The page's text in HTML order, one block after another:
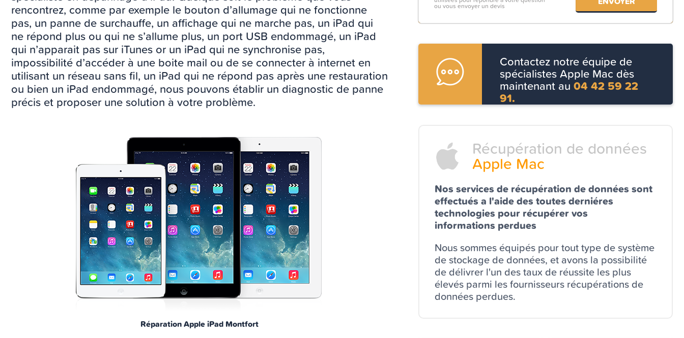
rencontrez, comme par exemple le bouton d’allumage qui ne fonctionne
pas, un panne de surchauffe, un affichage qui ne marche pas, un iPad qui
ne répond plus ou qui ne s’allume plus, un port USB endommagé, un iPad
qui n’apparait pas sur iTunes or un iPad qui ne synchronise pas,
impossibilité d’accéder à une boite mail ou de se connecter à internet en
utilisant un réseau sans fil, un iPad qui ne répond pas après une restauration
ou bien un iPad endommagé, nous pouvons établir un diagnostic de panne
précis et proposer une solution à votre problème.
Réparation Apple iPad Montfort
ou vous envoyer un devis
Contactez notre équipe de
spécialistes Apple Mac dès
maintenant au 04 42 59 22
91.
Récupération de données
Apple Mac
Nos services de récupération de données sont
effectués a l'aide des toutes derniéres
technologies pour récupérer vos
informations perdues
Nous sommes équipés pour tout type de système
de stockage de données, et avons la possibilité
de délivrer l'un des taux de réussite les plus
élevés parmi les fournisseurs récupérations de
données perdues.